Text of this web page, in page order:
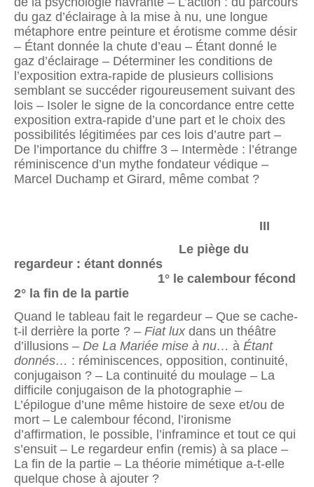
du gaz d’éclairage à la mise à nu, une longue
métaphore entre peinture et érotisme comme désir
– Étant donnée la chute d’eau – Étant donné le
gaz d’éclairage – Déterminer les conditions de
l’exposition extra-rapide de plusieurs collisions
semblant se succéder rigoureusement suivant des
lois – Isoler le signe de la concordance entre cette
exposition extra-rapide d’une part et le choix des
possibilités légitimées par ces lois d’autre part –
De l’importance du chiffre 3 – Intermède : l’étrange
réminiscence d’un mythe fondateur védique –
Marcel Duchamp et Girard, même combat ?
III
Le piège du
regardeur : étant donnés
1° le calembour fécond
2° la fin de la partie
Quand le tableau fait le regardeur – Que se cache-
t-il derrière la porte ? – Fiat lux dans un théâtre
d’illusions – De La Mariée mise à nu… à Étant
donnés… : réminiscences, opposition, continuité,
conjugaison ? – La continuité du moulage – La
difficile conjugaison de la photographie –
L’épilogue d’une même histoire de sexe et/ou de
mort – Le calembour fécond, l’ironisme
d’affirmation, le possible, l’inframince et tout ce qui
s’ensuit – Le regardeur enfin (remis) à sa place –
La fin de la partie – La théorie mimétique a-t-elle
quelque chose à ajouter ?